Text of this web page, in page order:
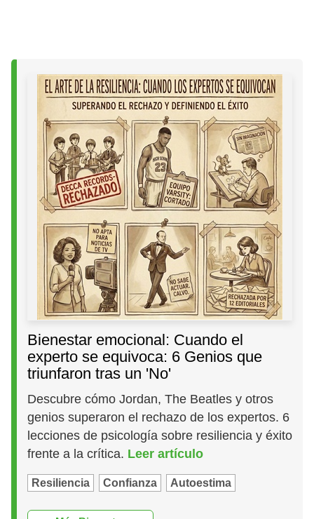
Bienestar emocional: Cuando el
experto se equivoca: 6 Genios que
triunfaron tras un 'No'
Descubre cómo Jordan, The Beatles y otros
genios superaron el rechazo de los expertos. 6
lecciones de psicología sobre resiliencia y éxito
frente a la crítica. Leer artículo
Resiliencia Confianza Autoestima